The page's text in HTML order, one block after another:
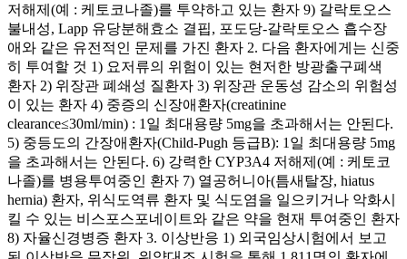
저해제(예 : 케토코나졸)를 투약하고 있는 환자 9) 갈락토오스
불내성, Lapp 유당분해효소 결핍, 포도당-갈락토오스 흡수장
애와 같은 유전적인 문제를 가진 환자 2. 다음 환자에게는 신중
히 투여할 것 1) 요저류의 위험이 있는 현저한 방광출구폐색
환자 2) 위장관 폐쇄성 질환자 3) 위장관 운동성 감소의 위험성
이 있는 환자 4) 중증의 신장애환자(creatinine
clearance≤30ml/min) : 1일 최대용량 5mg을 초과해서는 안된다.
5) 중등도의 간장애환자(Child-Pugh 등급B): 1일 최대용량 5mg
을 초과해서는 안된다. 6) 강력한 CYP3A4 저해제(예 : 케토코
나졸)를 병용투여중인 환자 7) 열공허니아(틈새탈장, hiatus
hernia) 환자, 위식도역류 환자 및 식도염을 일으키거나 악화시
킬 수 있는 비스포스포네이트와 같은 약을 현재 투여중인 환자
8) 자율신경병증 환자 3. 이상반응 1) 외국임상시험에서 보고